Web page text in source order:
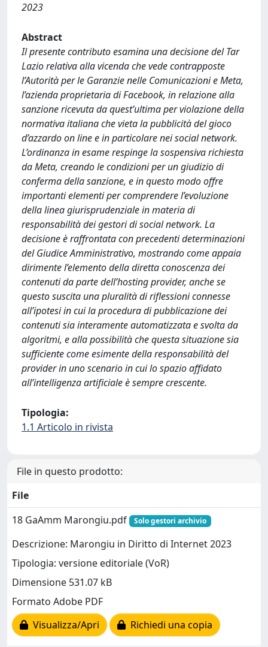
2023
Abstract
Il presente contributo esamina una decisione del Tar
Lazio relativa alla vicenda che vede contrapposte
l’Autorità per le Garanzie nelle Comunicazioni e Meta,
l’azienda proprietaria di Facebook, in relazione alla
sanzione ricevuta da quest’ultima per violazione della
normativa italiana che vieta la pubblicità del gioco
d’azzardo on line e in particolare nei social network.
L’ordinanza in esame respinge la sospensiva richiesta
da Meta, creando le condizioni per un giudizio di
conferma della sanzione, e in questo modo offre
importanti elementi per comprendere l’evoluzione
della linea giurisprudenziale in materia di
responsabilità dei gestori di social network. La
decisione è raffrontata con precedenti determinazioni
del Giudice Amministrativo, mostrando come appaia
dirimente l’elemento della diretta conoscenza dei
contenuti da parte dell’hosting provider, anche se
questo suscita una pluralità di riflessioni connesse
all’ipotesi in cui la procedura di pubblicazione dei
contenuti sia interamente automatizzata e svolta da
algoritmi, e alla possibilità che questa situazione sia
sufficiente come esimente della responsabilità del
provider in uno scenario in cui lo spazio affidato
all’intelligenza artificiale è sempre crescente.
Tipologia:
1.1 Articolo in rivista
File in questo prodotto:
File
18 GaAmm Marongiu.pdf
Solo gestori archivio
Descrizione: Marongiu in Diritto di Internet 2023
Tipologia: versione editoriale (VoR)
Dimensione 531.07 kB
Formato Adobe PDF
Visualizza/Apri
Richiedi una copia